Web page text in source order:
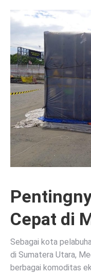
Cepat di
Sebagai kota
di Sumatera Utara,
berbagai komoditas